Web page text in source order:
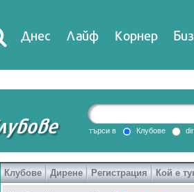
Днес Лайф Корнер
DirTV Impressio
Games
търси в Клубове
Клубове Дирене Регистрация Кой е